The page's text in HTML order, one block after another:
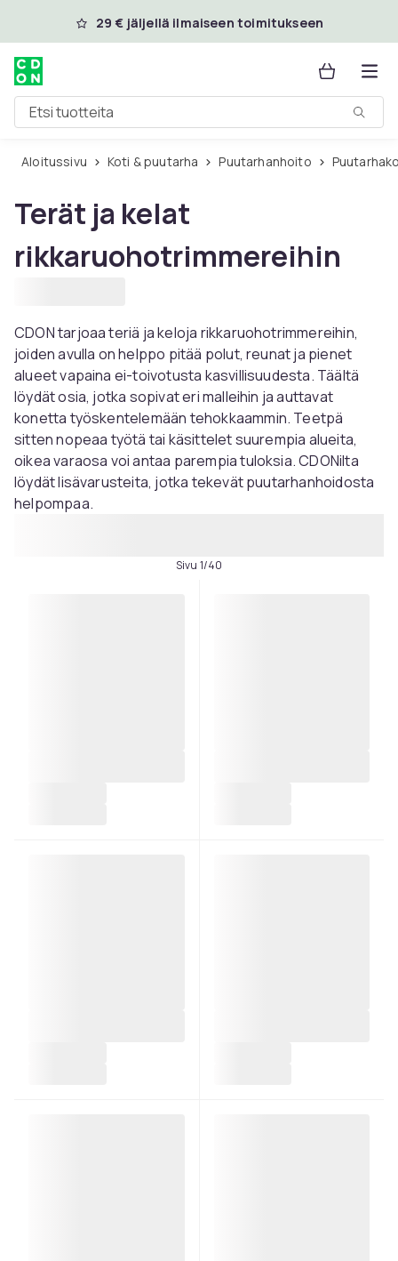
Ohita ja siirry pääsisältöön
29 € jäljellä ilmaiseen toimitukseen
Etsi tuotteita
Aloitussivu Koti & puutarha Puutarhanhoito
Terät ja kelat
rikkaruohotrimmereihin
CDON tarjoaa teriä ja keloja rikkaruohotrimmereihin,
joiden avulla on helppo pitää polut, reunat ja pienet
alueet vapaina ei-toivotusta kasvillisuudesta. Täältä
löydät osia, jotka sopivat eri malleihin ja auttavat
konetta työskentelemään tehokkaammin. Teetpä
sitten nopeaa työtä tai käsittelet suurempia alueita,
oikea varaosa voi antaa parempia tuloksia. CDONilta
löydät lisävarusteita, jotka tekevät puutarhanhoidosta
helpompaa.
Sivu 1/40